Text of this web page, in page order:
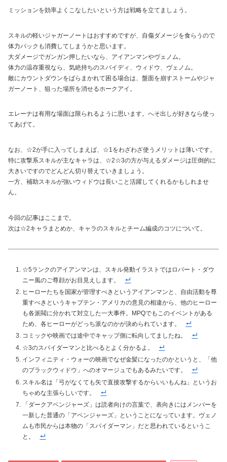
ミッションを効率よくこなしたいという方は戦略を立てましょう。
スキルの軽いジャガーノートはおすすめですが、自傷ダメージを食らうので
体力パックも消費してしまうかと思います。
大ダメージでガンガン押したいなら、アイアンマンやヴェノム。
体力の温存重視なら、気絶持ちのスパイディ、ウィドウ、ヴェノム。
敵にカウントダウンをばらまかれて困る場合は、盤面を崩すストームやジャ
ガーノート、狙った場所を消せるホークアイ。
エレーナは有用な場面は限られるように思います。へそ出しが好きなら使っ
てあげて。
なお、☆2が手に入ってしまえば、☆1をわざわざ使うメリットは薄いです。
特に攻撃系スキルが主なキャラは、☆2☆3の方が与えるダメージは圧倒的に
大きいですのでどんどん切り替えていきましょう。
一方、補助スキルが強いウィドウは長いこと活躍してくれるかもしれませ
ん。
今回の記事はここまで。
次は☆2キャラまとめか、キャラのスキルとチーム編成のコツについて。
☆5ランクのアイアンマンは、スキル発動イラストではロバート・ダウ
ニー風のご尊顔がお目見えします。
ヒーローたちを国家が管理すべきというアイアンマンと、自由活動を尊
重すべきというキャプテン・アメリカの意見の相違から、他のヒーロー
も各派閥に分かれて対立した一大事件。MPQでもこのイベントがある
ため、各ヒーローがどっち派なのかが決められています。
コミックや映画では途中でキャップ側に転向してましたね。
☆3のスパイダーマンと比べるとよく分かるよ。
インフィニティ・ウォーの映画でなぜ金髪になったのかというと、「他
のブラックウィドウ」へのオマージュでもあるみたいです。
スキル名は「弓がなくても矢で直接攻撃するからいいもんね」というお
ちゃめな主張らしいです。
「ダークアベンジャーズ」は読者向けの言葉で、表向きにはメンバーを
一新した普通の「アベンジャーズ」ということになっています。ヴェノ
ムも市民からは本物の「スパイダーマン」だと思われているというこ
と。